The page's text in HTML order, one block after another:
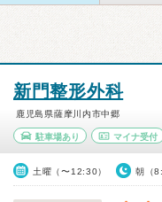
新門整形外科
鹿児島県薩摩川内市中郷
駐車場あり マイナ受付
土曜（〜12:30） 朝（